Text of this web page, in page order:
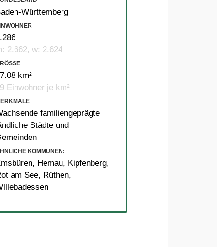
Württemberg
2.662, w: 2.624
km²
Einwohner je km²
familiengeprägte
Städte und
KOMMUNEN:
, Hemau, Kipfenberg,
am See, Rüthen,